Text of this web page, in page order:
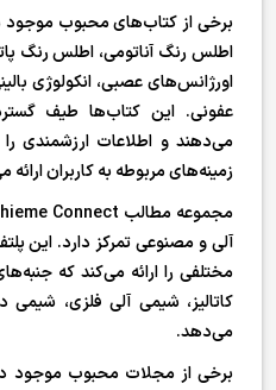
اطلس رنگ آناتومی، اطلس رنگ
اورژانس‌های عصبی، انکولوژی
عفونی. این کتاب‌ها طیف
می‌دهند و اطلاعات ارزشمندی
زمینه‌های مربوطه به کاربران
آلی و مصنوعی تمرکز دارد. این
مختلفی را ارائه می‌کند که
کاتالیز، شیمی آلی فلزی،
می‌دهد.